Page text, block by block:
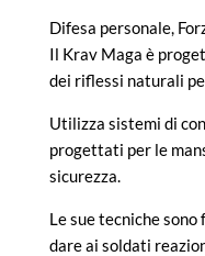
Difesa personale,
Il Krav Maga è
dei riflessi naturali
Utilizza sistemi di
progettati per le
sicurezza.
Le sue tecniche
dare ai soldati